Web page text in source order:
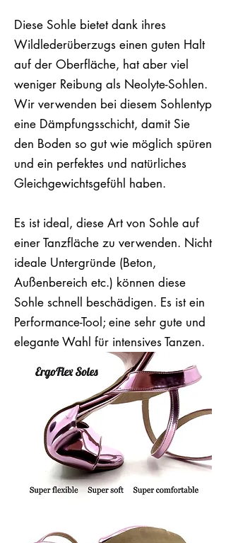
Diese Sohle bietet dank ihres
Wildlederüberzugs einen guten Halt
auf der Oberfläche, hat aber viel
weniger Reibung als Neolyte-Sohlen.
Wir verwenden bei diesem Sohlentyp
eine Dämpfungsschicht, damit Sie
den Boden so gut wie möglich spüren
und ein perfektes und natürliches
Gleichgewichtsgefühl haben.
Es ist ideal, diese Art von Sohle auf
einer Tanzfläche zu verwenden. Nicht
ideale Untergründe (Beton,
Außenbereich etc.) können diese
Sohle schnell beschädigen. Es ist ein
Performance-Tool; eine sehr gute und
elegante Wahl für intensives Tanzen.